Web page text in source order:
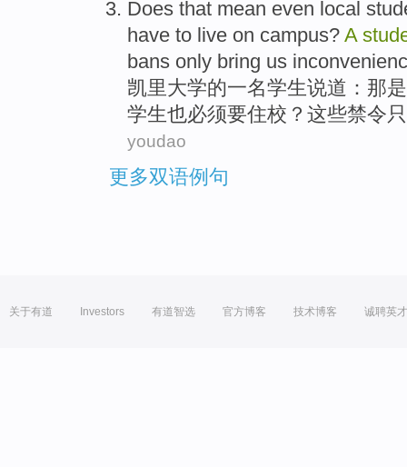
Does that mean even local
have to live on campus? A
bans only bring us
凯里大学的一名学生说道 ： 那
学生也必须要住校？ 这些禁令只
youdao
更多双语例句
关于有道 Investors 有道智选 官方博客 技术博客 诚聘英才